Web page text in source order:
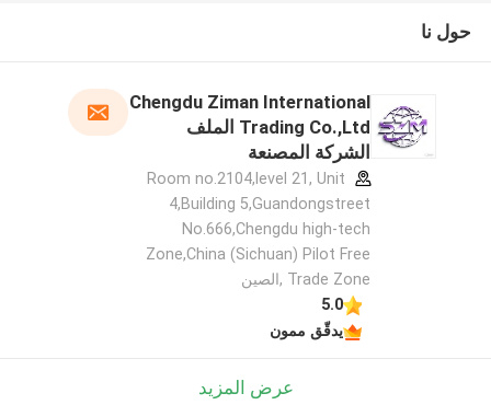
حول نا
Chengdu Ziman International
Trading Co.,Ltd الملف
الشركة المصنعة
Room no.2104,level 21, Unit
4,Building 5,Guandongstreet
No.666,Chengdu high-tech
Zone,China (Sichuan) Pilot Free
Trade Zone ,الصين
5.0
يدقّق ممون
عرض المزيد